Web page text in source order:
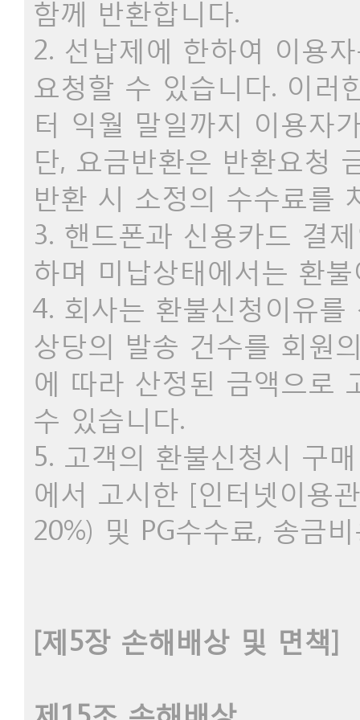
함께 반환합니다.
2. 선납제에 한하여 이용
요청할 수 있습니다. 이러
터 익월 말일까지 이용자
단, 요금반환은 반환요청
반환 시 소정의 수수료를
3. 핸드폰과 신용카드 결
하며 미납상태에서는 환
4. 회사는 환불신청이유
상당의 발송 건수를 회원
에 따라 산정된 금액으로
수 있습니다.
5. 고객의 환불신청시 구
에서 고시한 [인터넷이용
20%) 및 PG수수료, 송금
[제5장 손해배상 및 면책]